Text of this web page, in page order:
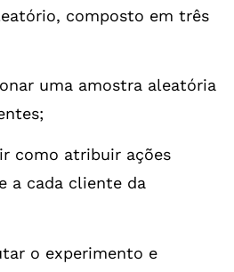
composto em três
uma amostra aleatória
como atribuir ações
a cada cliente da
o experimento e